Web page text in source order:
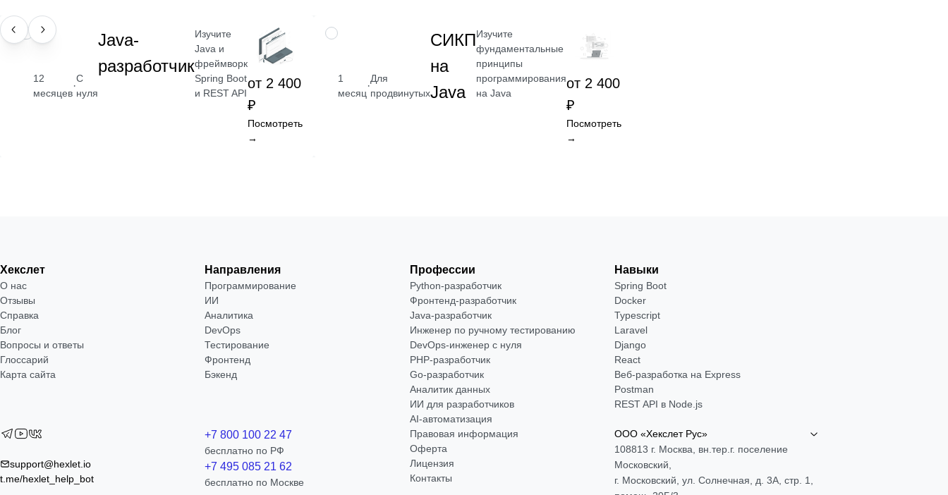
ПРОФЕССИЯ
12
месяцев
·
С
нуля
Java-
разработчик
Изучите
Java и
фреймворк
Spring Boot
и REST API
от 2 400
₽
Посмотреть
→
НАВЫК
1
месяц
·
Для
продвинутых
СИКП
на
Java
Изучите
фундаментальные
принципы
программирования
на Java
от 2 400
₽
Посмотреть
→
Хекслет
О нас
Отзывы
Справка
Блог
Вопросы и ответы
Глоссарий
Карта сайта
Направления
Программирование
ИИ
Аналитика
DevOps
Тестирование
Фронтенд
Бэкенд
Профессии
Python-разработчик
Фронтенд-разработчик
Java-разработчик
Инженер по ручному тестированию
DevOps-инженер с нуля
РНР-разработчик
Go-разработчик
Аналитик данных
ИИ для разработчиков
AI-автоматизация
Навыки
Spring Boot
Docker
Typescript
Laravel
Django
React
Веб-разработка на Express
Postman
REST API в Node.js
support@hexlet.io
t.me/hexlet_help_bot
+7 800 100 22 47
бесплатно по РФ
+7 495 085 21 62
бесплатно по Москве
Правовая информация
Оферта
Лицензия
Контакты
ООО «Хекслет Рус»
108813 г. Москва, вн.тер.г. поселение
Московский,
г. Московский, ул. Солнечная, д. 3А, стр. 1,